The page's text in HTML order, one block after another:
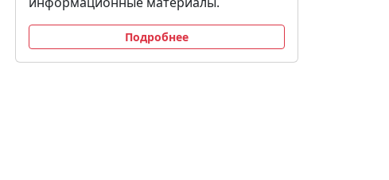
Подробнее